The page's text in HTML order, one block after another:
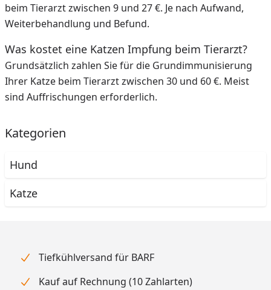
beim Tierarzt zwischen 9 und 27 €. Je nach Aufwand,
Weiterbehandlung und Befund.
Was kostet eine Katzen Impfung beim Tierarzt?
Grundsätzlich zahlen Sie für die Grundimmunisierung
Ihrer Katze beim Tierarzt zwischen 30 und 60 €. Meist
sind Auffrischungen erforderlich.
Kategorien
Hund
Katze
Tiefkühlversand für BARF
Kauf auf Rechnung (10 Zahlarten)